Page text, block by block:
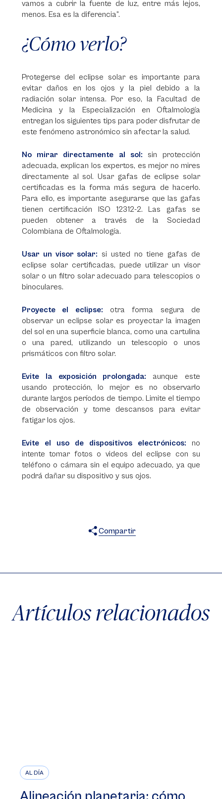
vamos a cubrir la fuente de luz, entre más lejos,
menos. Esa es la diferencia”.
¿Cómo verlo?
Protegerse del eclipse solar es importante para
evitar daños en los ojos y la piel debido a la
radiación solar intensa. Por eso, la Facultad de
Medicina y la Especialización en Oftalmología
entregan los siguientes tips para poder disfrutar de
este fenómeno astronómico sin afectar la salud.
No mirar directamente al sol: sin protección
adecuada, explican los expertos, es mejor no mires
directamente al sol. Usar gafas de eclipse solar
certificadas es la forma más segura de hacerlo.
Para ello, es importante asegurarse que las gafas
tienen certificación ISO 12312-2. Las gafas se
pueden obtener a través de la Sociedad
Colombiana de Oftalmología.
Usar un visor solar: si usted no tiene gafas de
eclipse solar certificadas, puede utilizar un visor
solar o un filtro solar adecuado para telescopios o
binoculares.
Proyecte el eclipse: otra forma segura de
observar un eclipse solar es proyectar la imagen
del sol en una superficie blanca, como una cartulina
o una pared, utilizando un telescopio o unos
prismáticos con filtro solar.
Evite la exposición prolongada: aunque este
usando protección, lo mejor es no observarlo
durante largos períodos de tiempo. Limite el tiempo
de observación y tome descansos para evitar
fatigar los ojos.
Evite el uso de dispositivos electrónicos: no
intente tomar fotos o videos del eclipse con su
teléfono o cámara sin el equipo adecuado, ya que
podrá dañar su dispositivo y sus ojos.
Compartir
Artículos relacionados
AL DÍA